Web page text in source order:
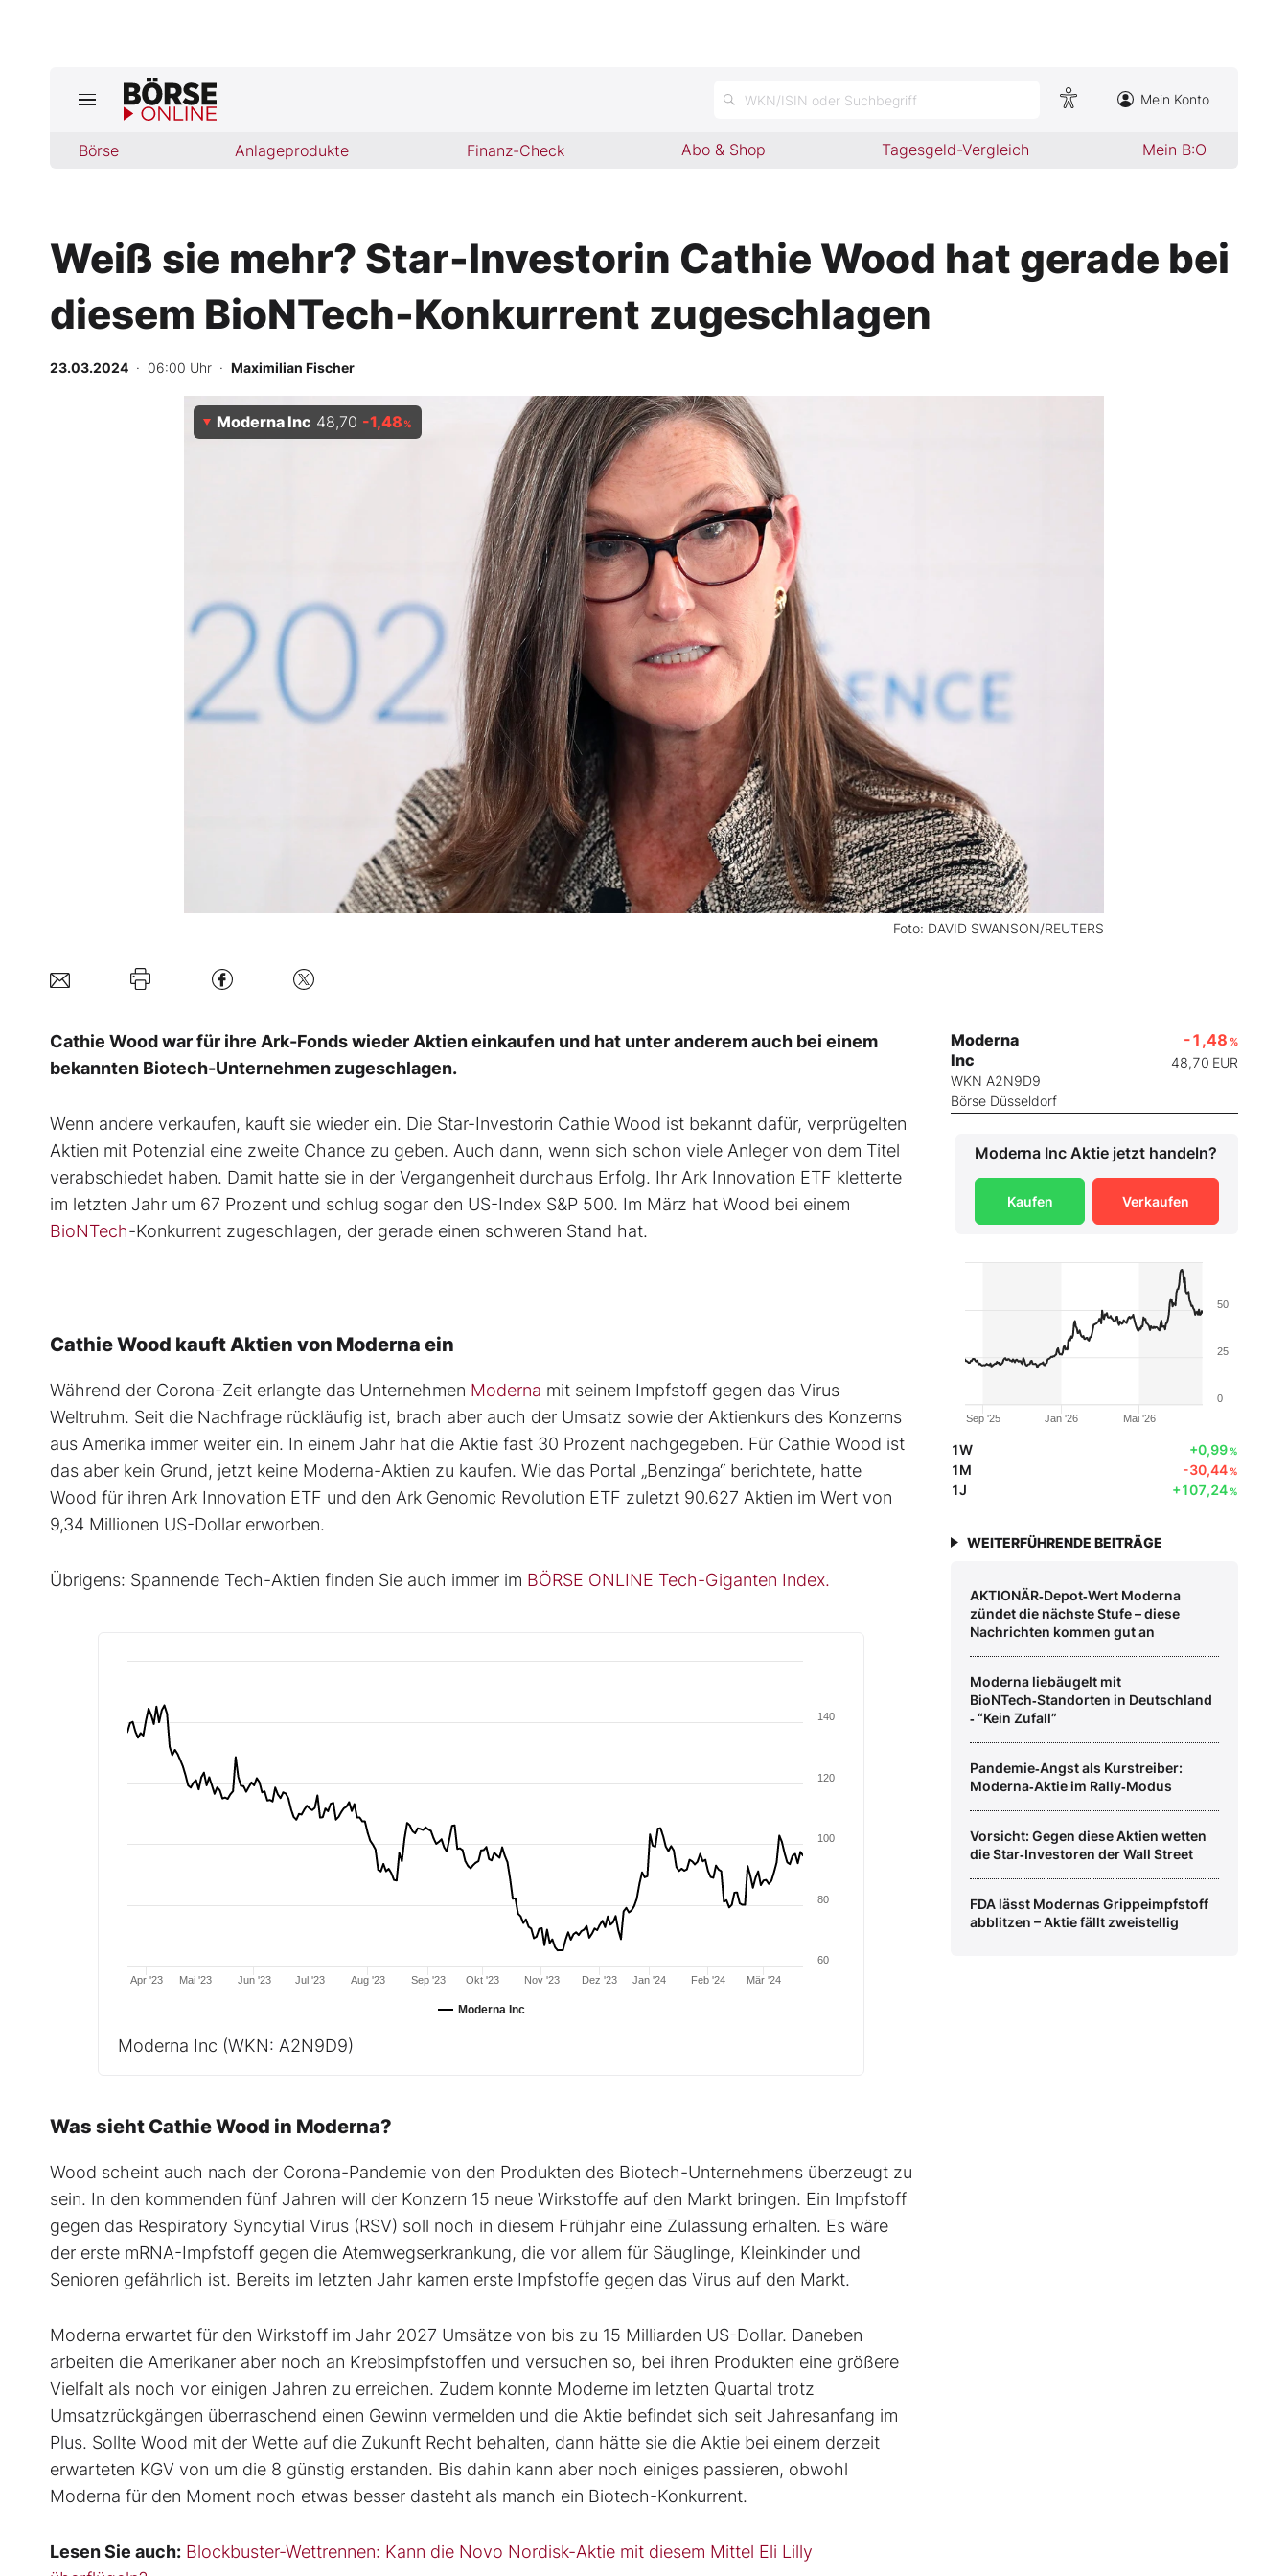
WKN/ISIN oder Suchbegriff Mein Konto
Börse Anlageprodukte Finanz-Check Abo & Shop Tagesgeld-Vergleich Mein B:O
Jetzt aktuelle Ausgabe BÖRSE ONLINE lesen
Anlageprodukte
Finanz-Check
BO-Musterdepots
Folgen Sie uns
Kontakt
Weiß sie mehr? Star-Investorin Cathie Wood hat gerade bei
diesem BioNTech-Konkurrent zugeschlagen
23.03.2024 · 06:00 Uhr · Maximilian Fischer
Foto: DAVID SWANSON/REUTERS
Moderna Inc 48,70 -1,48 %
Cathie Wood war für ihre Ark-Fonds wieder Aktien einkaufen und hat unter anderem auch bei einem
bekannten Biotech-Unternehmen zugeschlagen.
Wenn andere verkaufen, kauft sie wieder ein. Die Star-Investorin Cathie Wood ist bekannt dafür, verprügelten
Aktien mit Potenzial eine zweite Chance zu geben. Auch dann, wenn sich schon viele Anleger von dem Titel
verabschiedet haben. Damit hatte sie in der Vergangenheit durchaus Erfolg. Ihr Ark Innovation ETF kletterte
im letzten Jahr um 67 Prozent und schlug sogar den US-Index S&P 500. Im März hat Wood bei einem
BioNTech-Konkurrent zugeschlagen, der gerade einen schweren Stand hat.
Cathie Wood kauft Aktien von Moderna ein
Während der Corona-Zeit erlangte das Unternehmen Moderna mit seinem Impfstoff gegen das Virus
Weltruhm. Seit die Nachfrage rückläufig ist, brach aber auch der Umsatz sowie der Aktienkurs des Konzerns
aus Amerika immer weiter ein. In einem Jahr hat die Aktie fast 30 Prozent nachgegeben. Für Cathie Wood ist
das aber kein Grund, jetzt keine Moderna-Aktien zu kaufen. Wie das Portal „Benzinga“ berichtete, hatte
Wood für ihren Ark Innovation ETF und den Ark Genomic Revolution ETF zuletzt 90.627 Aktien im Wert von
9,34 Millionen US-Dollar erworben.
Übrigens: Spannende Tech-Aktien finden Sie auch immer im BÖRSE ONLINE Tech-Giganten Index.
Moderna Inc
Apr '23 Mai '23 Jun '23 Jul '23 Aug '23 Sep '23 Okt '23 Nov '23 Dez '23 Jan '24 Feb '24 Mär '24
60
80
100
120
140
Moderna Inc (WKN: A2N9D9)
Was sieht Cathie Wood in Moderna?
Wood scheint auch nach der Corona-Pandemie von den Produkten des Biotech-Unternehmens überzeugt zu
sein. In den kommenden fünf Jahren will der Konzern 15 neue Wirkstoffe auf den Markt bringen. Ein Impfstoff
gegen das Respiratory Syncytial Virus (RSV) soll noch in diesem Frühjahr eine Zulassung erhalten. Es wäre
der erste mRNA-Impfstoff gegen die Atemwegserkrankung, die vor allem für Säuglinge, Kleinkinder und
Senioren gefährlich ist. Bereits im letzten Jahr kamen erste Impfstoffe gegen das Virus auf den Markt.
Moderna erwartet für den Wirkstoff im Jahr 2027 Umsätze von bis zu 15 Milliarden US-Dollar. Daneben
arbeiten die Amerikaner aber noch an Krebsimpfstoffen und versuchen so, bei ihren Produkten eine größere
Vielfalt als noch vor einigen Jahren zu erreichen. Zudem konnte Moderne im letzten Quartal trotz
Umsatzrückgängen überraschend einen Gewinn vermelden und die Aktie befindet sich seit Jahresanfang im
Plus. Sollte Wood mit der Wette auf die Zukunft Recht behalten, dann hätte sie die Aktie bei einem derzeit
erwarteten KGV von um die 8 günstig erstanden. Bis dahin kann aber noch einiges passieren, obwohl
Moderna für den Moment noch etwas besser dasteht als manch ein Biotech-Konkurrent.
Lesen Sie auch: Blockbuster-Wettrennen: Kann die Novo Nordisk-Aktie mit diesem Mittel Eli Lilly
Moderna
Inc
WKN A2N9D9
Börse Düsseldorf
-1,48 %
48,70 EUR
Moderna Inc Aktie jetzt handeln?
Kaufen Verkaufen
Jan '26
Sep '25 Mai '26
0
25
50
1W +0,99%
1M -30,44%
1J +107,24%
WEITERFÜHRENDE BEITRÄGE
AKTIONÄR‑Depot‑Wert Moderna
zündet die nächste Stufe – diese
Nachrichten kommen gut an
Moderna liebäugelt mit
BioNTech‑Standorten in Deutschland
‑ “Kein Zufall”
Pandemie‑Angst als Kurstreiber:
Moderna‑Aktie im Rally‑Modus
Vorsicht: Gegen diese Aktien wetten
die Star‑Investoren der Wall Street
FDA lässt Modernas Grippeimpfstoff
abblitzen – Aktie fällt zweistellig